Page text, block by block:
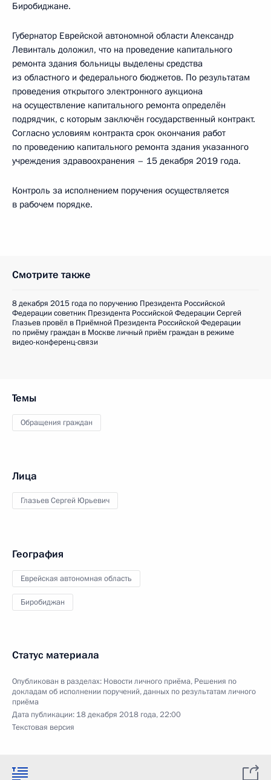
Биробиджане.
Губернатор Еврейской автономной области Александр
Левинталь доложил, что на проведение капитального
ремонта здания больницы выделены средства
из областного и федерального бюджетов. По результатам
проведения открытого электронного аукциона
на осуществление капитального ремонта определён
подрядчик, с которым заключён государственный контракт.
Согласно условиям контракта срок окончания работ
по проведению капитального ремонта здания указанного
учреждения здравоохранения – 15 декабря 2019 года.
Контроль за исполнением поручения осуществляется
в рабочем порядке.
Смотрите также
8 декабря 2015 года по поручению Президента Российской
Федерации советник Президента Российской Федерации Сергей
Глазьев провёл в Приёмной Президента Российской Федерации
по приёму граждан в Москве личный приём граждан в режиме
видео-конференц-связи
Темы
Обращения граждан
Лица
Глазьев Сергей Юрьевич
География
Еврейская автономная область
Биробиджан
Статус материала
Опубликован в разделах: Новости личного приёма, Решения по
докладам об исполнении поручений, данных по результатам личного
приёма
Дата публикации: 18 декабря 2018 года, 22:00
Текстовая версия